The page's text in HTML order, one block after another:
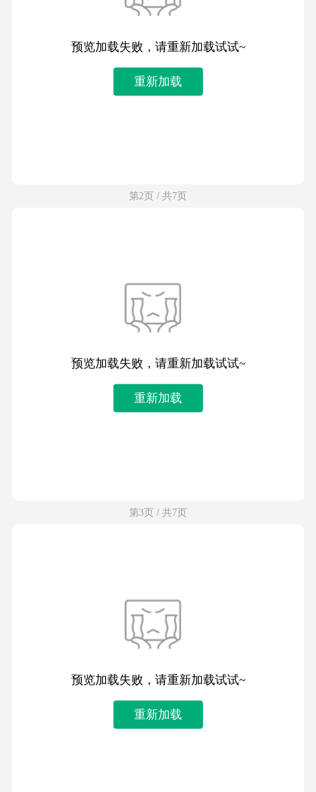
预览加载失败，请重新加载试试~
重新加载
第2页 / 共7页
预览加载失败，请重新加载试试~
重新加载
第3页 / 共7页
预览加载失败，请重新加载试试~
重新加载